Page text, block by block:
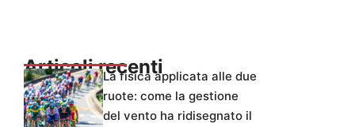
Articoli recentiLa fisica applicata alle due
ruote: come la gestione
del vento ha ridisegnato il